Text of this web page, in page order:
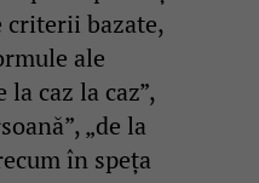
bazate,
ale
caz la caz”,
„de la
în speța